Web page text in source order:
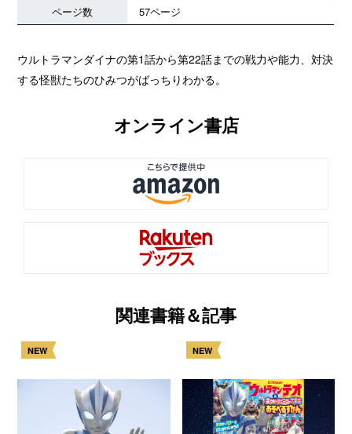
ページ数
57ページ
ウルトラマンダイナの第1話から第22話までの戦力や能力、対決
する怪獣たちのひみつがばっちりわかる。
オンライン書店
関連書籍＆記事
NEW NEW